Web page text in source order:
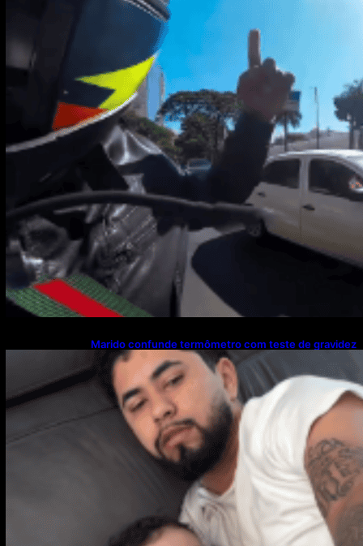
Marido confunde termômetro com teste de gravidez
e reação viraliza nas redes sociais